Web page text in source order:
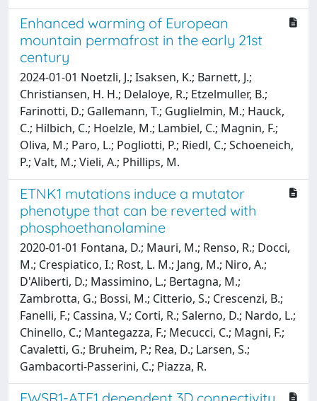
Enhanced warming of European
mountain permafrost in the early 21st
century
2024-01-01 Noetzli, J.; Isaksen, K.; Barnett, J.;
Christiansen, H. H.; Delaloye, R.; Etzelmuller, B.;
Farinotti, D.; Gallemann, T.; Guglielmin, M.; Hauck,
C.; Hilbich, C.; Hoelzle, M.; Lambiel, C.; Magnin, F.;
Oliva, M.; Paro, L.; Pogliotti, P.; Riedl, C.; Schoeneich,
P.; Valt, M.; Vieli, A.; Phillips, M.
ETNK1 mutations induce a mutator
phenotype that can be reverted with
phosphoethanolamine
2020-01-01 Fontana, D.; Mauri, M.; Renso, R.; Docci,
M.; Crespiatico, I.; Rost, L. M.; Jang, M.; Niro, A.;
D'Aliberti, D.; Massimino, L.; Bertagna, M.;
Zambrotta, G.; Bossi, M.; Citterio, S.; Crescenzi, B.;
Fanelli, F.; Cassina, V.; Corti, R.; Salerno, D.; Nardo, L.;
Chinello, C.; Mantegazza, F.; Mecucci, C.; Magni, F.;
Cavaletti, G.; Bruheim, P.; Rea, D.; Larsen, S.;
Gambacorti-Passerini, C.; Piazza, R.